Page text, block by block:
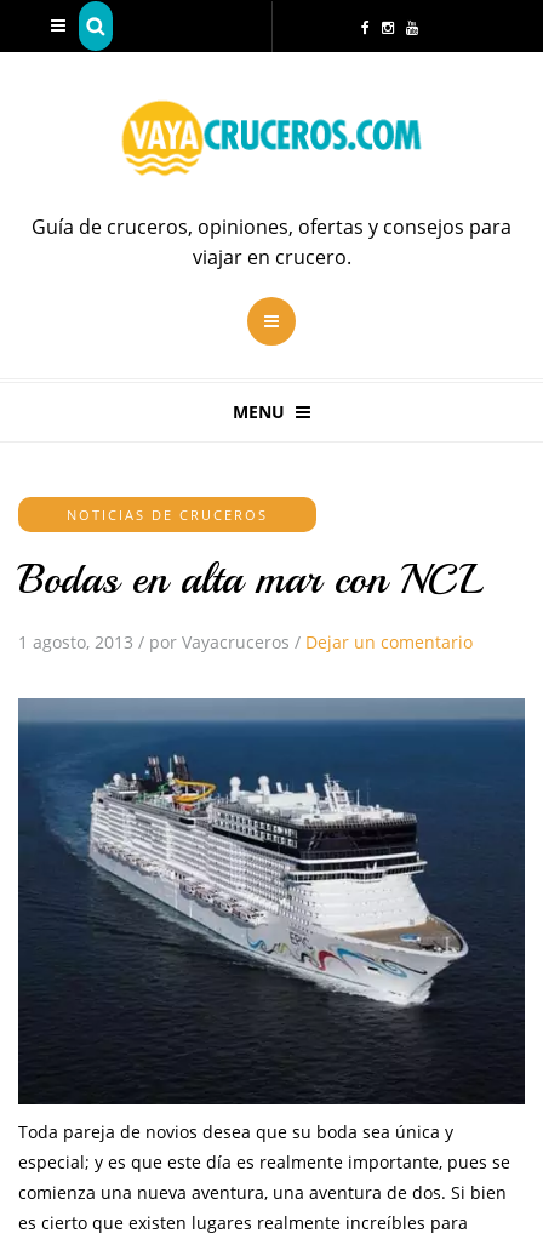
Guía de cruceros, opiniones, ofertas y consejos para
viajar en crucero.
MENU
NOTICIAS DE CRUCEROS
Bodas en alta mar con NCL
1 agosto, 2013 / por Vayacruceros / Dejar un comentario
Toda pareja de novios desea que su boda sea única y
especial; y es que este día es realmente importante, pues se
comienza una nueva aventura, una aventura de dos. Si bien
es cierto que existen lugares realmente increíbles para